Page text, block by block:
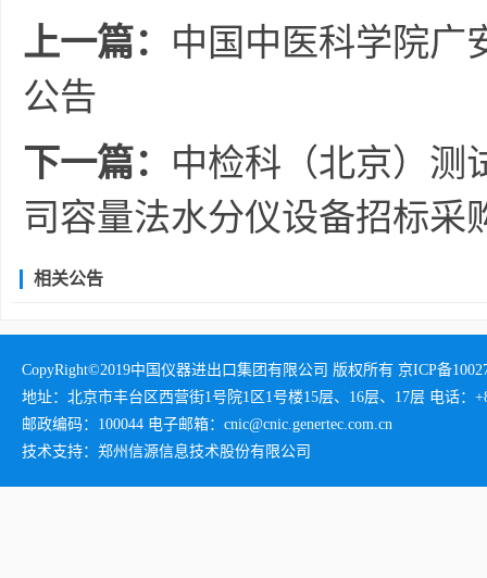
上一篇： 中国中医科学院广
公告
下一篇： 中检科（北京）测
司容量法水分仪设备招标采
相关公告
CopyRight©2019中国仪器进出口集团有限公司 版权所有 京ICP备
地址：北京市丰台区西营街1号院1区1号楼15层、16层、17层 电话：
邮政编码：100044 电子邮箱：cnic@cnic.genertec.com.cn
技术支持：郑州信源信息技术股份有限公司